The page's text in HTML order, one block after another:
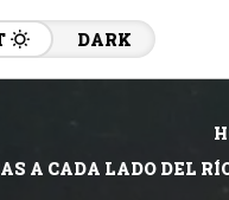
DARK
A CADA LADO DEL